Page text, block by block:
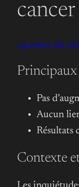
septembre 4th,
Principaux
Pas
Aucun
Résultats
Contexte